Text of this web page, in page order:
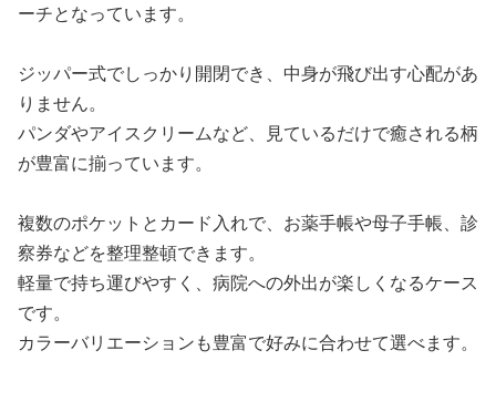
ーチとなっています。
ジッパー式でしっかり開閉でき、中身が飛び出す心配があ
りません。
パンダやアイスクリームなど、見ているだけで癒される柄
が豊富に揃っています。
複数のポケットとカード入れで、お薬手帳や母子手帳、診
察券などを整理整頓できます。
軽量で持ち運びやすく、病院への外出が楽しくなるケース
です。
カラーバリエーションも豊富で好みに合わせて選べます。